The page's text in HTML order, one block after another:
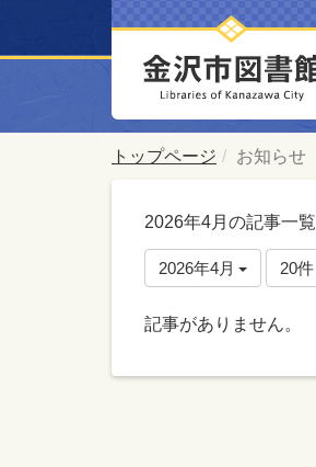
トップページ お知らせ
2026年4月の記事一覧
2026年4月 20件
記事がありません。